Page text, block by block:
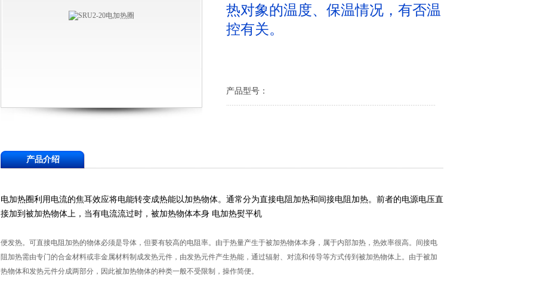
热对象的温度、保温情况，有否温
控有关。
产品型号：
产品介绍
电加热圈利用电流的焦耳效应将电能转变成热能以加热物体。通常分为直接电阻加热和间接电阻加热。前者的电源电压直
接加到被加热物体上，当有电流流过时，被加热物体本身 电加热熨平机
便发热。可直接电阻加热的物体必须是导体，但要有较高的电阻率。由于热量产生于被加热物体本身，属于内部加热，热效率很高。间接电
阻加热需由专门的合金材料或非金属材料制成发热元件，由发热元件产生热能，通过辐射、对流和传导等方式传到被加热物体上。由于被加
热物体和发热元件分成两部分，因此被加热物体的种类一般不受限制，操作简便。